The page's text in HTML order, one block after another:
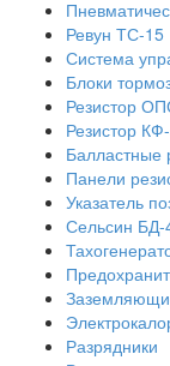
Ревун ТС-15
Система
Блоки
Резистор
Резистор
Балластные
Панели
Указатель
Сельсин БД-
Разрядники